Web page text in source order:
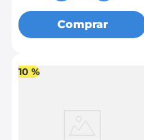
Comprar
10 %